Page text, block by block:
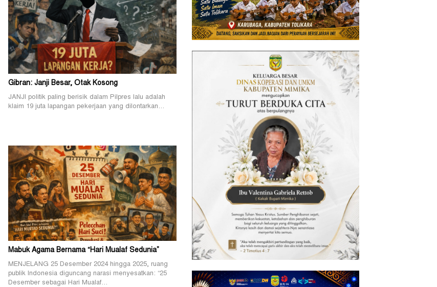
Gibran: Janji Besar, Otak Kosong
JANJI politik paling berisik dalam Pilpres lalu adalah
klaim 19 juta lapangan pekerjaan yang dilontarkan…
Mabuk Agama Bernama “Hari Mualaf Sedunia”
MENJELANG 25 Desember 2024 hingga 2025, ruang
publik Indonesia diguncang narasi menyesatkan: “25
Desember sebagai Hari Mualaf…